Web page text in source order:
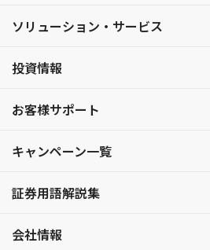
ソリューション・サービス
投資情報
お客様サポート
キャンペーン一覧
証券用語解説集
会社情報